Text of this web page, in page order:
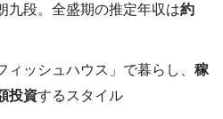
九段。全盛期の推定年収は約
ッシュハウス」で暮らし、 稼
投資するスタイル